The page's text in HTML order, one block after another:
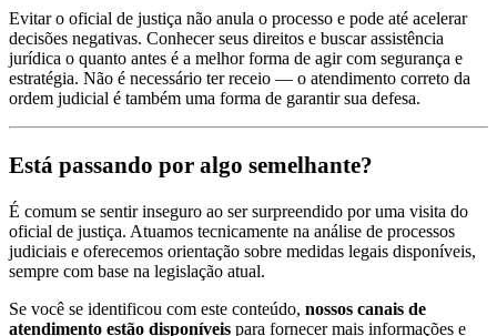
Evitar o oficial de justiça não anula o processo e pode até acelerar
decisões negativas. Conhecer seus direitos e buscar assistência
jurídica o quanto antes é a melhor forma de agir com segurança e
estratégia. Não é necessário ter receio — o atendimento correto da
ordem judicial é também uma forma de garantir sua defesa.
Está passando por algo semelhante?
É comum se sentir inseguro ao ser surpreendido por uma visita do
oficial de justiça. Atuamos tecnicamente na análise de processos
judiciais e oferecemos orientação sobre medidas legais disponíveis,
sempre com base na legislação atual.
Se você se identificou com este conteúdo, nossos canais de
atendimento estão disponíveis para fornecer mais informações e